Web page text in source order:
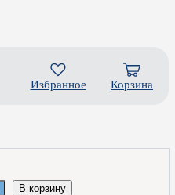
Избранное Корзина
В корзину